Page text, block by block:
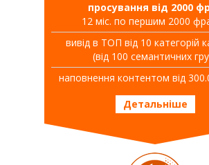
просування від 2000
12 міс. по першим 2000
вивiд в ТОП вiд 10 категорій
(від 100 семантичних
наповнення контентом від
Детальніше